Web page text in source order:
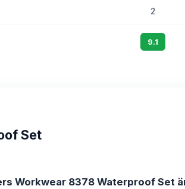
2
9.1
Set
Workwear 8378 Waterproof Set